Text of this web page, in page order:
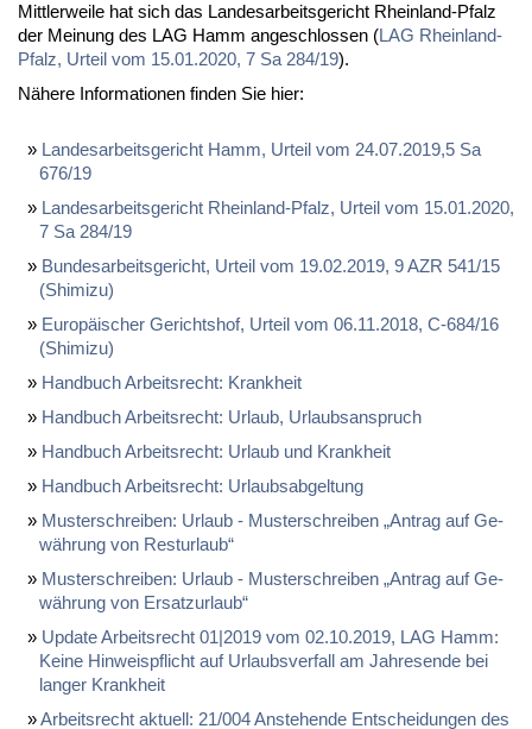
Mitt­ler­wei­le hat sich das Lan­des­ar­beits­ge­richt Rhein­land-Pfalz
der Mei­nung des LAG Hamm an­ge­schlos­sen (LAG Rhein­land-
Pfalz, Ur­teil vom 15.01.2020, 7 Sa 284/19).
Nä­he­re In­for­ma­tio­nen fin­den Sie hier:
Lan­des­ar­beits­ge­richt Hamm, Ur­teil vom 24.07.2019,5 Sa
676/19
Lan­des­ar­beits­ge­richt Rhein­land-Pfalz, Ur­teil vom 15.01.2020,
7 Sa 284/19
Bun­des­ar­beits­ge­richt, Ur­teil vom 19.02.2019, 9 AZR 541/15
(Shi­mi­zu)
Eu­ro­päi­scher Ge­richts­hof, Ur­teil vom 06.11.2018, C-684/16
(Shi­mi­zu)
Hand­buch Ar­beits­recht: Krank­heit
Hand­buch Ar­beits­recht: Ur­laub, Ur­laubs­an­spruch
Hand­buch Ar­beits­recht: Ur­laub und Krank­heit
Hand­buch Ar­beits­recht: Ur­laubs­ab­gel­tung
Mus­ter­schrei­ben: Ur­laub - Mus­ter­schrei­ben „An­trag auf Ge­
wäh­rung von Rest­ur­laub“
Mus­ter­schrei­ben: Ur­laub - Mus­ter­schrei­ben „An­trag auf Ge­
wäh­rung von Er­satz­ur­laub“
Up­date Ar­beits­recht 01|2019 vom 02.10.2019, LAG Hamm:
Kei­ne Hin­weis­pflicht auf Ur­laubs­ver­fall am Jah­res­en­de bei
lan­ger Krank­heit
Ar­beits­recht ak­tu­ell: 21/004 An­ste­hen­de Ent­schei­dun­gen des